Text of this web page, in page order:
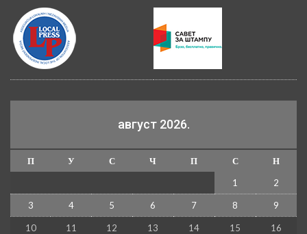
август 2026.
П У С Ч П С
Н
1
2
3 4 5 6 7 8 9
10 11 12 13 14 15 16